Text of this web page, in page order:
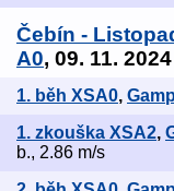
Čebín -
A0, 09. 11. 2024
1. běh XSA0, Gamp
1. zkouška XSA2,
b., 2.86 m/s